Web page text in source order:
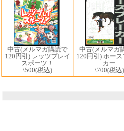
中古(メルマガ購読で
120円引) レッツプレイ
スポーツ！
\500(税込)
中古(メルマガ
120円引) ホー
カー
\700(税込)